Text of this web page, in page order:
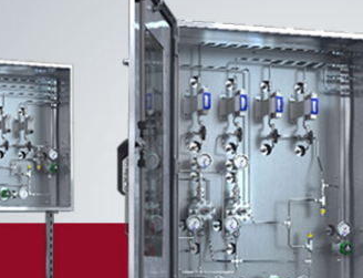
燃气发动机部件
防爆产品和服务
文化与价值观
可持续性发展
我们的起源